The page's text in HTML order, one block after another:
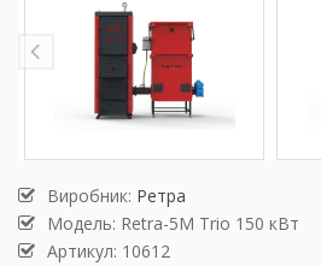
Виробник: Ретра
Модель: Retra-5М Trio 150 кВт
Артикул: 10612